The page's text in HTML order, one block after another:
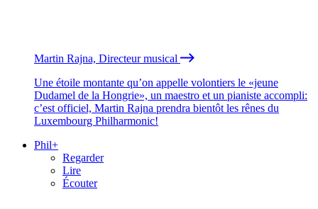
Martin Rajna, Directeur musical
Une étoile montante qu’on appelle volontiers le «jeune
Dudamel de la Hongrie», un maestro et un pianiste accompli:
c’est officiel, Martin Rajna prendra bientôt les rênes du
Luxembourg Philharmonic!
Phil+
Regarder
Lire
Écouter